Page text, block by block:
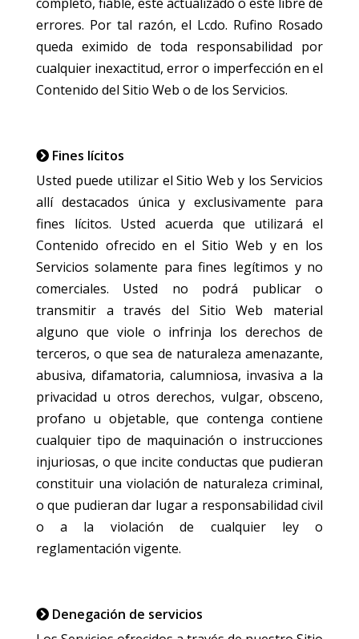
errores. Por tal razón, el Lcdo. Rufino Rosado
queda eximido de toda responsabilidad por
cualquier inexactitud, error o imperfección en el
Contenido del Sitio Web o de los Servicios.
Fines lícitos
Usted puede utilizar el Sitio Web y los Servicios
allí destacados única y exclusivamente para
fines lícitos. Usted acuerda que utilizará el
Contenido ofrecido en el Sitio Web y en los
Servicios solamente para fines legítimos y no
comerciales. Usted no podrá publicar o
transmitir a través del Sitio Web material
alguno que viole o infrinja los derechos de
terceros, o que sea de naturaleza amenazante,
abusiva, difamatoria, calumniosa, invasiva a la
privacidad u otros derechos, vulgar, obsceno,
profano u objetable, que contenga contiene
cualquier tipo de maquinación o instrucciones
injuriosas, o que incite conductas que pudieran
constituir una violación de naturaleza criminal,
o que pudieran dar lugar a responsabilidad civil
o a la violación de cualquier ley o
reglamentación vigente.
Denegación de servicios